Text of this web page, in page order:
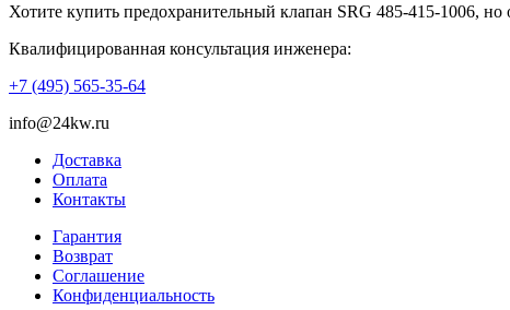
Хотите купить предохранительный клапан SRG 485-415-1006, но
Квалифицированная консультация инженера:
+7 (495) 565-35-64
info@24kw.ru
Доставка
Оплата
Контакты
Гарантия
Возврат
Cоглашение
Конфиденциальность